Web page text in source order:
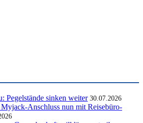
Pegelstände sinken weiter 30.07.2026
Anschluss nun mit Reisebüro-